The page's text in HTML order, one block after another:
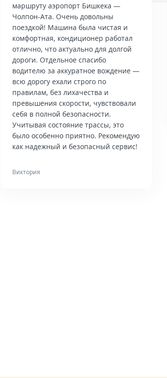
маршруту аэропорт Бишкека —
Чолпон-Ата. Очень довольны
поездкой! Машина была чистая и
комфортная, кондиционер работал
отлично, что актуально для долгой
дороги. Отдельное спасибо
водителю за аккуратное вождение —
всю дорогу ехали строго по
правилам, без лихачества и
превышения скорости, чувствовали
себя в полной безопасности.
Учитывая состояние трассы, это
было особенно приятно. Рекомендую
как надежный и безопасный сервис!
Виктория